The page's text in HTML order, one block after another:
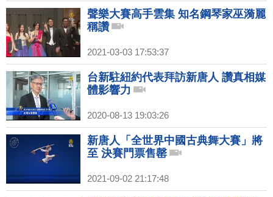
聲樂大賽高手雲集 知名鋼琴家巫漪麗
稱讚
2021-03-03 17:53:37
台新駐紐約代表拜訪新唐人 讚真相媒
體影響力
2020-08-13 19:03:26
新唐人「全世界中國古典舞大賽」將
至 決賽門票售罄
2021-09-02 21:17:48